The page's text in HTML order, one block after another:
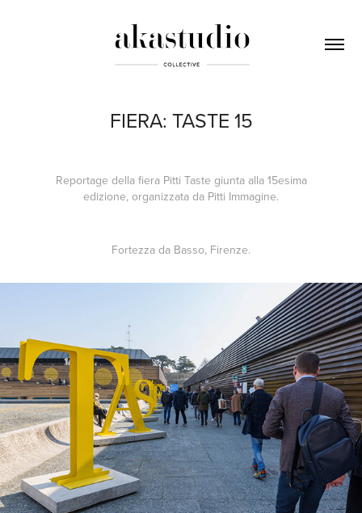
FIERA: TASTE 15
Reportage della fiera Pitti Taste giunta alla 15esima
edizione, organizzata da Pitti Immagine.
Fortezza da Basso, Firenze.